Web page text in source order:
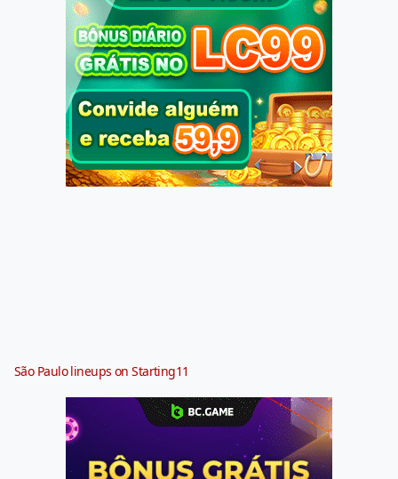
São Paulo lineups on Starting11